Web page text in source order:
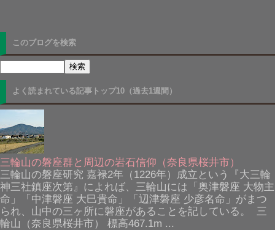
このブログを検索
よく読まれている記事トップ10（過去1週間）
三輪山の磐座群と周辺の岩石信仰（奈良県桜井市）
三輪山の磐座研究 嘉禄2年（1226年）成立という『大三輪
神三社鎮座次第』によれば、三輪山には「奥津磐座 大物主
命」「中津磐座 大巳貴命」「辺津磐座 少彦名命」がまつ
られ、山中の三ヶ所に磐座があることを記している。 三
輪山（奈良県桜井市） 標高467.1m ...